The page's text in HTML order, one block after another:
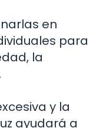
en
para
la
y la
ayudará a